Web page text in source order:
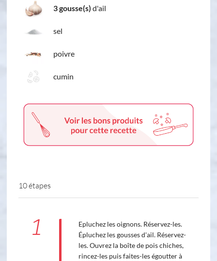
3 gousse(s) d'ail
sel
poivre
cumin
10 étapes
1
Epluchez les oignons. Réservez-les.
Épluchez les gousses d'ail. Réservez-
les. Ouvrez la boîte de pois chiches,
rincez-les puis faites-les égoutter à